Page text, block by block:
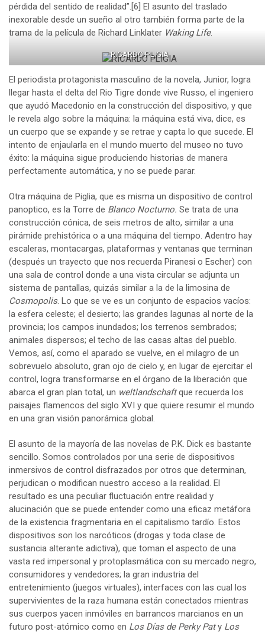
pérdida del sentido de realidad”.[6] El asunto del traslado
inexorable desde un sueño al otro también forma parte de la
trama de la película de Richard Linklater Waking Life.
RICARDO PLIGIA
El periodista protagonista masculino de la novela, Junior, logra
llegar hasta el delta del Rio Tigre donde vive Russo, el ingeniero
que ayudó Macedonio en la construcción del dispositivo, y que
le revela algo sobre la máquina: la máquina está viva, dice, es
un cuerpo que se expande y se retrae y capta lo que sucede. El
intento de enjaularla en el mundo muerto del museo no tuvo
éxito: la máquina sigue produciendo historias de manera
perfectamente automática, y no se puede parar.
Otra máquina de Piglia, que es misma un dispositivo de control
panoptico, es la Torre de Blanco Nocturno. Se trata de una
construcción cónica, de seis metros de alto, similar a una
pirámide prehistórica o a una máquina del tiempo. Adentro hay
escaleras, montacargas, plataformas y ventanas que terminan
(después un trayecto que nos recuerda Piranesi o Escher) con
una sala de control donde a una vista circular se adjunta un
sistema de pantallas, quizás similar a la de la limosina de
Cosmopolis. Lo que se ve es un conjunto de espacios vacíos:
la esfera celeste; el desierto; las grandes lagunas al norte de la
provincia; los campos inundados; los terrenos sembrados;
animales dispersos; el techo de las casas altas del pueblo.
Vemos, así, como el aparado se vuelve, en el milagro de un
sobrevuelo absoluto, gran ojo de cielo y, en lugar de ejercitar el
control, logra transformarse en el órgano de la liberación que
abarca el gran plan total, un weltlandschaftque recuerda los
paisajes flamencos del siglo XVI y que quiere resumir el mundo
en una gran visión panorámica global.
El asunto de la mayoría de las novelas de P.K. Dick es bastante
sencillo. Somos controlados por una serie de dispositivos
inmersivos de control disfrazados por otros que determinan,
perjudican o modifican nuestro acceso a la realidad. El
resultado es una peculiar fluctuación entre realidad y
alucinación que se puede entender como una eficaz metáfora
de la existencia fragmentaria en el capitalismo tardío. Estos
dispositivos son los narcóticos (drogas y toda clase de
sustancia alterante adictiva), que toman el aspecto de una
vasta red impersonal y protoplasmática con su mercado negro,
consumidores y vendedores; la gran industria del
entretenimiento (juegos virtuales), interfaces con las cual los
supervivientes de la raza humana están conectados mientras
sus cuerpos yacen inmóviles en barrancos marcianos en un
futuro post-atómico como en Los Días de Perky Paty Los